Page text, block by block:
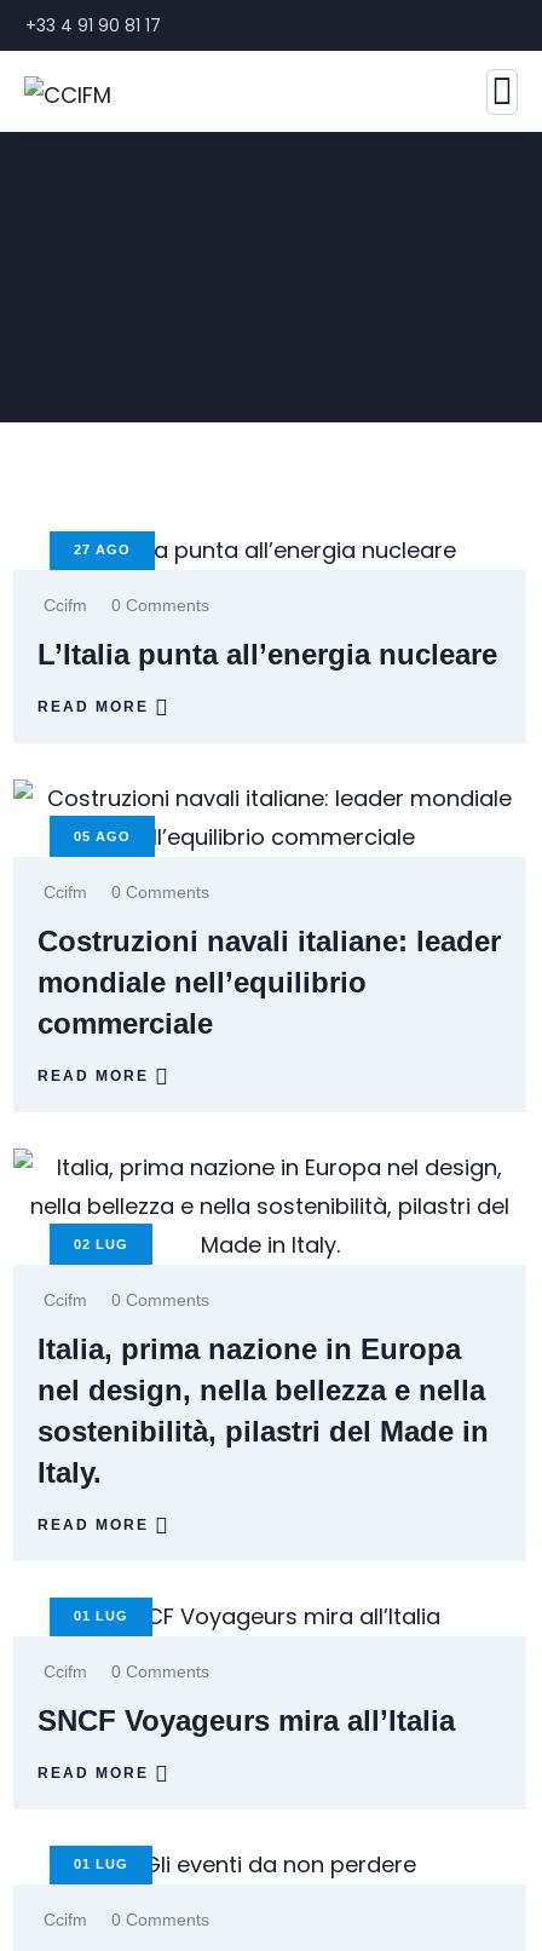
+33 4 91 90 81 17
27 AGO
Ccifm 0 Comments
L’Italia punta all’energia nucleare
READ MORE
05 AGO
Ccifm 0 Comments
Costruzioni navali italiane: leader
mondiale nell’equilibrio
commerciale
READ MORE
02 LUG
Ccifm 0 Comments
Italia, prima nazione in Europa
nel design, nella bellezza e nella
sostenibilità, pilastri del Made in
Italy.
READ MORE
01 LUG
Ccifm 0 Comments
SNCF Voyageurs mira all’Italia
READ MORE
01 LUG
Ccifm 0 Comments